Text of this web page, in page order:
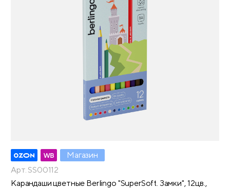
Магазин
Арт. SS00112
Карандаши цветные Berlingo "SuperSoft. Замки", 12цв.,